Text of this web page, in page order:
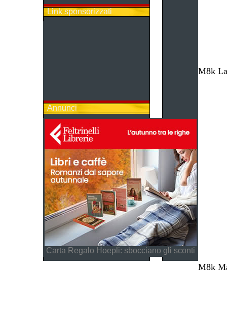
Link sponsorizzati
Annunci
Carta Regalo Hoepli: sbocciano gli sconti
M8k
M8k